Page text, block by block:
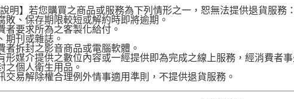
明】若您購買之商品或服務為下列情形之一，恕無法提供退貨服務：
敗、保存期限較短或解約時即將逾期。
者要求所為之客製化給付。
期刊或雜誌。
者拆封之影音商品或電腦軟體。
形媒介提供之數位內容或一經提供即為完成之線上服務，經消費者事
之個人衛生用品。
交易解除權合理例外情事適用準則，不提供退貨服務。